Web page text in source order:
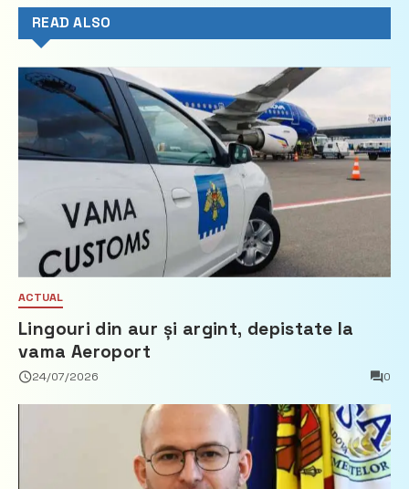
READ ALSO
ACTUAL
Lingouri din aur și argint, depistate la
vama Aeroport
24/07/2026 0